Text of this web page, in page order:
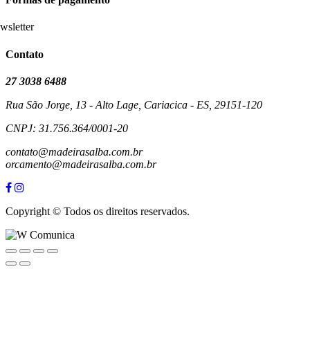
Contato
27 3038 6488
Rua São Jorge, 13 - Alto Lage, Cariacica - ES, 29151-120
CNPJ: 31.756.364/0001-20
contato@madeirasalba.com.br
orcamento@madeirasalba.com.br
Copyright © Todos os direitos reservados.